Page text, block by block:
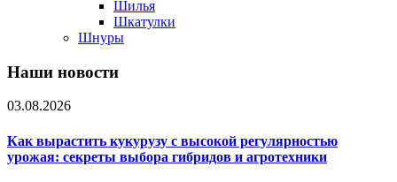
Шилья
Шкатулки
Шнуры
Наши новости
03.08.2026
Как вырастить кукурузу с высокой регулярностью
урожая: секреты выбора гибридов и агротехники